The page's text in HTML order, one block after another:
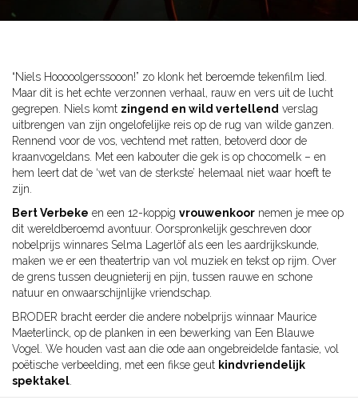
“Niels Hooooolgerssooon!” zo klonk het beroemde tekenfilm lied.
Maar dit is het echte verzonnen verhaal, rauw en vers uit de lucht
gegrepen. Niels komt zingend en wild vertellend verslag
uitbrengen van zijn ongelofelijke reis op de rug van wilde ganzen.
Rennend voor de vos, vechtend met ratten, betoverd door de
kraanvogeldans. Met een kabouter die gek is op chocomelk – en
hem leert dat de ‘wet van de sterkste’ helemaal niet waar hoeft te
zijn.
Bert Verbeke en een 12-koppig vrouwenkoor nemen je mee op
dit wereldberoemd avontuur. Oorspronkelijk geschreven door
nobelprijs winnares Selma Lagerlöf als een les aardrijkskunde,
maken we er een theatertrip van vol muziek en tekst op rijm. Over
de grens tussen deugnieterij en pijn, tussen rauwe en schone
natuur en onwaarschijnlijke vriendschap.
BRODER bracht eerder die andere nobelprijs winnaar Maurice
Maeterlinck, op de planken in een bewerking van Een Blauwe
Vogel. We houden vast aan die ode aan ongebreidelde fantasie, vol
poëtische verbeelding, met een fikse geut kindvriendelijk
spektakel